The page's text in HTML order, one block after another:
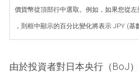
價貨幣從頂部行中選取。例如，如果您從
，則框中顯示的百分比變化將表示 JPY (基
由於投資者對日本央行（BoJ